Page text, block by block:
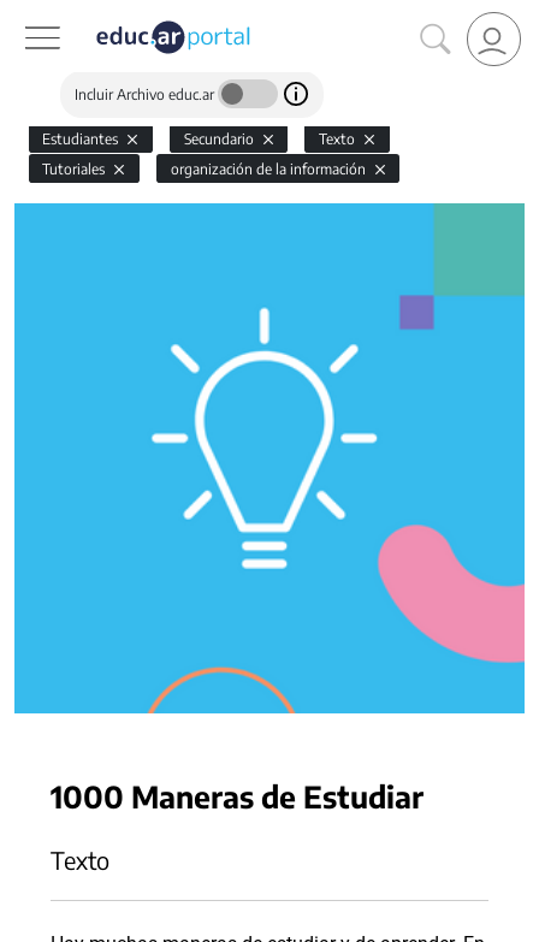
Incluir Archivo educ.ar
Estudiantes Secundario
Texto
Tutoriales
organización de la información
1000 Maneras de Estudiar
Texto